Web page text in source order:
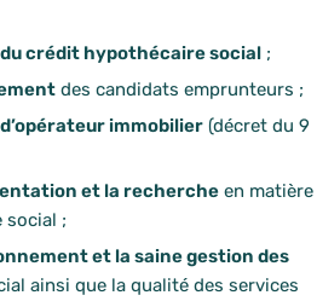
crédit hypothécaire social ;
des candidats emprunteurs ;
immobilier (décret du 9
et la recherche en matière
social ;
et la saine gestion des
ainsi que la qualité des services